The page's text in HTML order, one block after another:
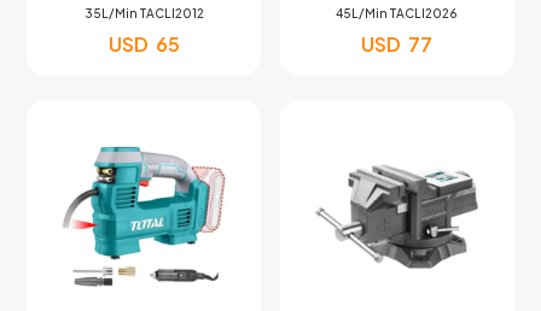
35L/Min TACLI2012
USD 65
45L/Min TACLI2026
USD 77